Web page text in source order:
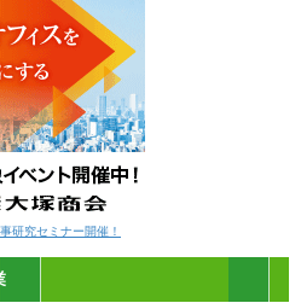
研究セミナー開催！